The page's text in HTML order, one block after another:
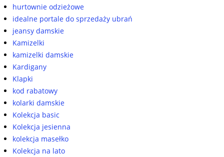
hurtownie odzieżowe
idealne portale do sprzedaży ubrań
jeansy damskie
Kamizelki
kamizelki damskie
Kardigany
Klapki
kod rabatowy
kolarki damskie
Kolekcja basic
Kolekcja jesienna
kolekcja masełko
Kolekcja na lato